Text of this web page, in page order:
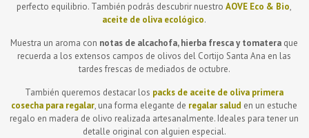
perfecto equilibrio. También podrás descubrir nuestroAOVE Eco & Bio,
aceite de oliva ecológico.
Muestra un aroma con notas de alcachofa, hierba fresca y tomatera que
recuerda a los extensos campos de olivos del Cortijo Santa Ana en las
tardes frescas de mediados de octubre.
También queremos destacar los packs de aceite de oliva primera
cosecha para regalar, una forma elegante de regalar salud en un estuche
regalo en madera de olivo realizada artesanalmente. Ideales para tener un
detalle original con alguien especial.